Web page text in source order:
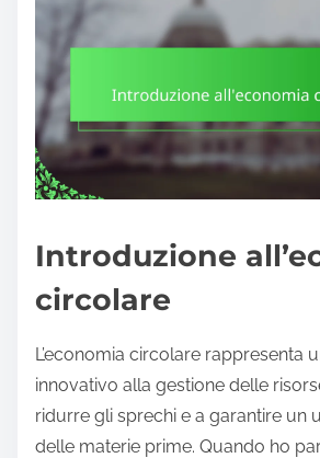
Introduzione
circolare
L’economia circolare rappresenta
innovativo alla gestione delle
ridurre gli sprechi e a garantire un
delle materie prime. Quando ho